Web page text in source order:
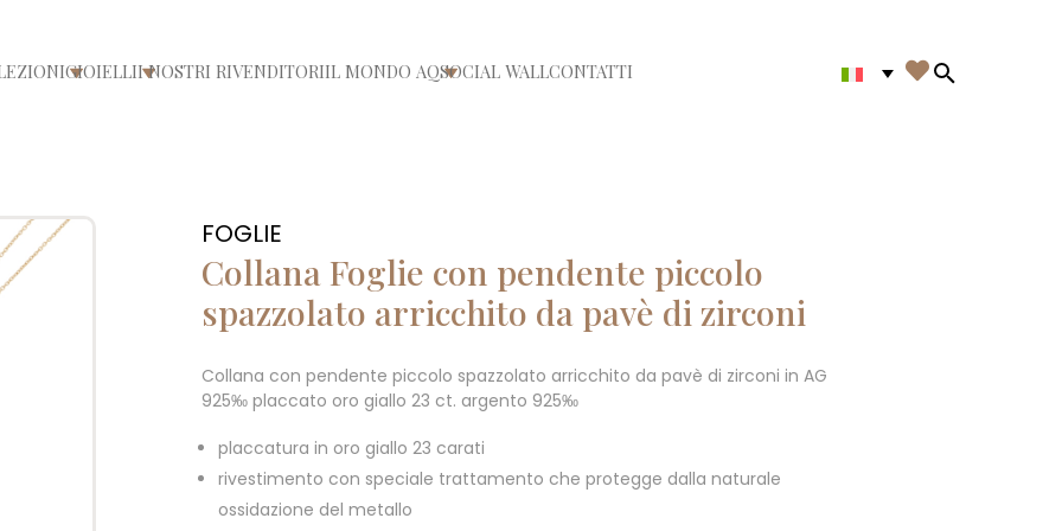
menù
Apri/chiudi menù
GIOIELLIApri/chiudi menù
I NOSTRI RIVENDITORIIL MONDO AQApri/chiudi menù
SOCIAL WALLCONTATTI 
Search in
FOGLIE
Collana Foglie con pendente piccolo
spazzolato arricchito da pavè di zirconi
Collana con pendente piccolo spazzolato arricchito da pavè di zirconi in AG
925‰ placcato oro giallo 23 ct. argento 925‰
placcatura in oro giallo 23 carati
rivestimento con speciale trattamento che protegge dalla naturale
ossidazione del metallo